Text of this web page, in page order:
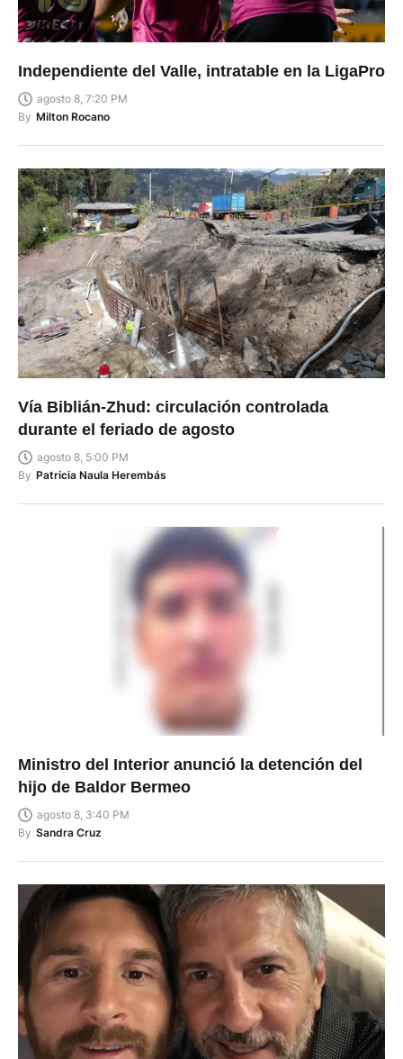
Independiente del Valle, intratable en la LigaPro
agosto 8, 7:20 PM
By Milton Rocano
Vía Biblián-Zhud: circulación controlada
durante el feriado de agosto
agosto 8, 5:00 PM
By Patricia Naula Herembás
Ministro del Interior anunció la detención del
hijo de Baldor Bermeo
agosto 8, 3:40 PM
By Sandra Cruz